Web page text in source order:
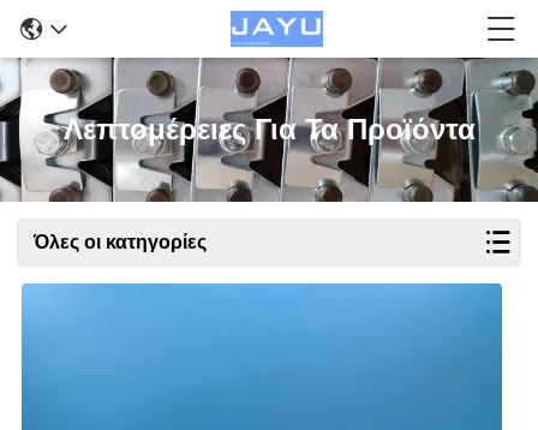
Λεπτομέρειες Για Τα Προϊόντα
Όλες οι κατηγορίες